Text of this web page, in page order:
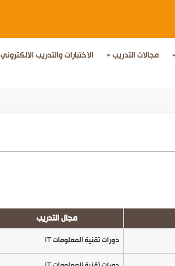
مجالات التدريب الاختبارات والتدريب الالكتروني
مجال التدريب
دورات تقنية المعلومات IT